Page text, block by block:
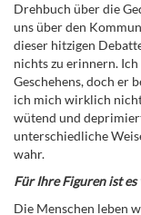
Drehbuch über die
uns über den
dieser hitzigen
nichts zu erinnern.
Geschehens, doch er
ich mich wirklich
wütend und
unterschiedliche
wahr.
Für Ihre Figuren ist
Die Menschen leben